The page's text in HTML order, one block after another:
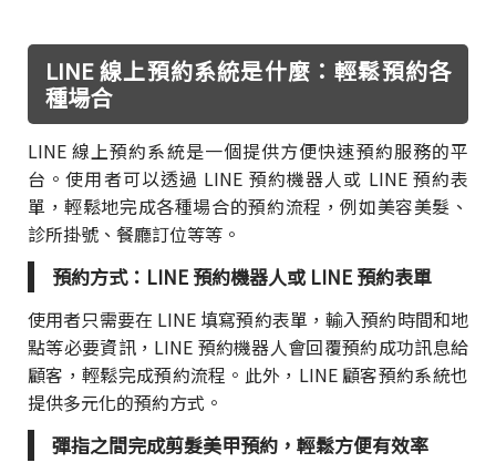
LINE 線上預約系統是什麼：輕鬆預約各
種場合
LINE 線上預約系統是一個提供方便快速預約服務的平
台。使用者可以透過 LINE 預約機器人或 LINE 預約表
單，輕鬆地完成各種場合的預約流程，例如美容美髮、
診所掛號、餐廳訂位等等。
預約方式：LINE 預約機器人或 LINE 預約表單
使用者只需要在 LINE 填寫預約表單，輸入預約時間和地
點等必要資訊，LINE 預約機器人會回覆預約成功訊息給
顧客，輕鬆完成預約流程。此外，LINE 顧客預約系統也
提供多元化的預約方式。
彈指之間完成剪髮美甲預約，輕鬆方便有效率